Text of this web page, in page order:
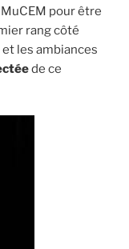
pour être
rang côté
les ambiances
de ce